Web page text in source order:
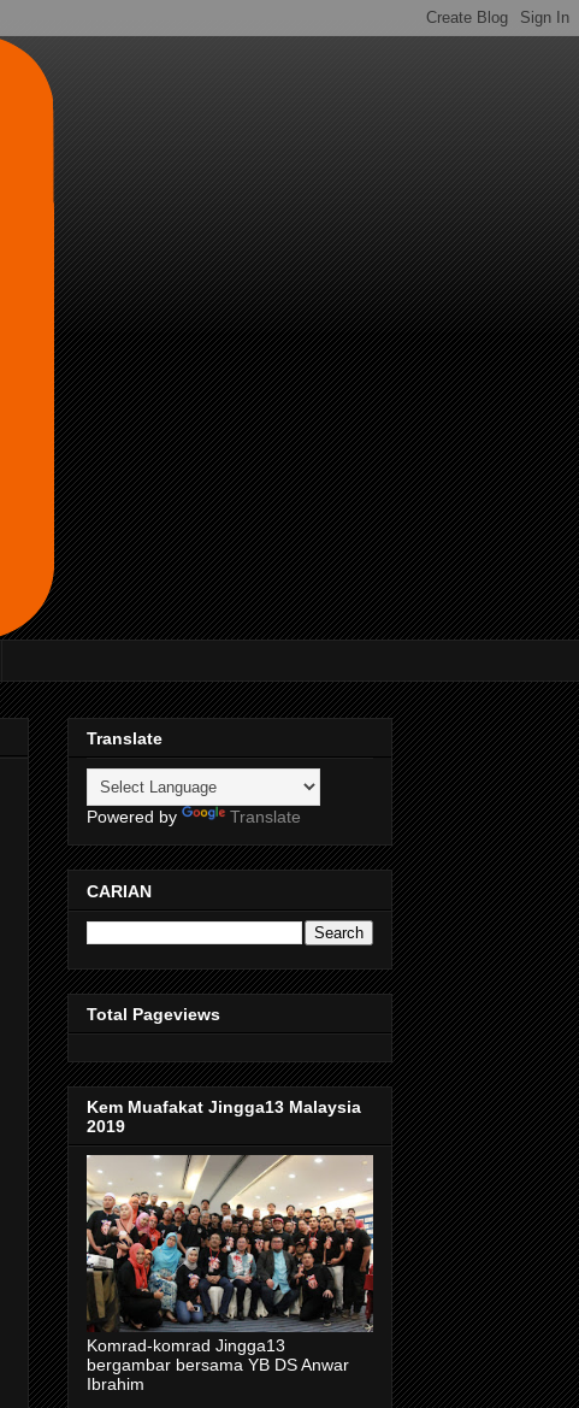
Translate
Powered by Translate
CARIAN
Total Pageviews
Kem Muafakat Jingga13 Malaysia
2019
Komrad-komrad Jingga13
bergambar bersama YB DS Anwar
Ibrahim